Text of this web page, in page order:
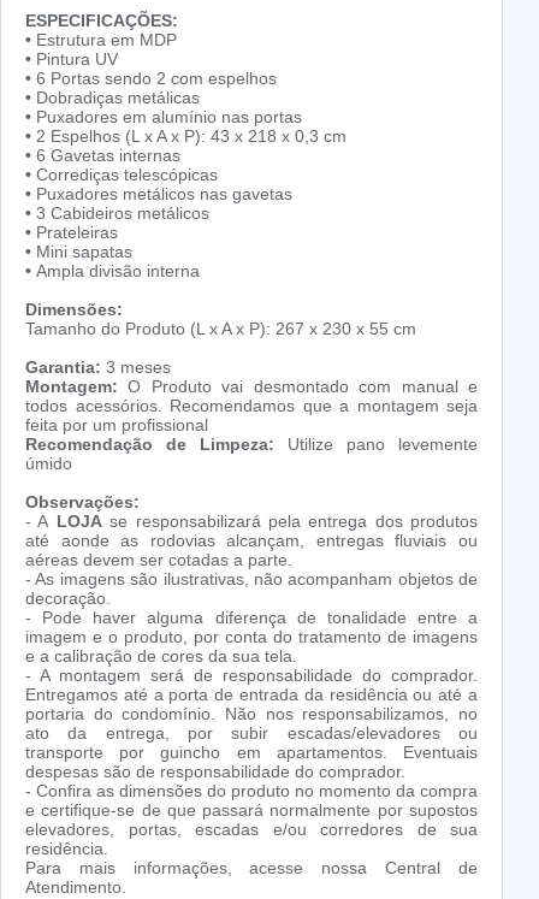
ESPECIFICAÇÕES:
• Estrutura em MDP
• Pintura UV
• 6 Portas sendo 2 com espelhos
• Dobradiças metálicas
• Puxadores em alumínio nas portas
• 2 Espelhos (L x A x P): 43 x 218 x 0,3 cm
• 6 Gavetas internas
• Corrediças telescópicas
• Puxadores metálicos nas gavetas
• 3 Cabideiros metálicos
• Prateleiras
• Mini sapatas
• Ampla divisão interna
Dimensões:
Tamanho do Produto (L x A x P): 267 x 230 x 55 cm
Garantia: 3 meses
Montagem:O Produto vai desmontado com manual e
todos acessórios. Recomendamos que a montagem seja
feita por um profissional
Recomendação de Limpeza: Utilize pano levemente
úmido
Observações:
- A LOJAse responsabilizará pela entrega dos produtos
até aonde as rodovias alcançam, entregas fluviais ou
aéreas devem ser cotadas a parte.
- As imagens são ilustrativas, não acompanham objetos de
decoração.
- Pode haver alguma diferença de tonalidade entre a
imagem e o produto, por conta do tratamento de imagens
e a calibração de cores da sua tela.
- A montagem será de responsabilidade do comprador.
Entregamos até a porta de entrada da residência ou até a
portaria do condomínio. Não nos responsabilizamos, no
ato da entrega, por subir escadas/elevadores ou
transporte por guincho em apartamentos. Eventuais
despesas são de responsabilidade do comprador.
- Confira as dimensões do produto no momento da compra
e certifique-se de que passará normalmente por supostos
elevadores, portas, escadas e/ou corredores de sua
residência.
Para mais informações, acesse nossa Central de
Atendimento.